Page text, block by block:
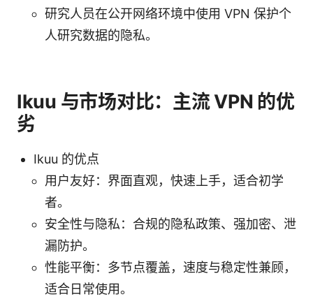
研究人员在公开网络环境中使用 VPN 保护个
人研究数据的隐私。
Ikuu 与市场对比：主流 VPN 的优
劣
Ikuu 的优点
用户友好：界面直观，快速上手，适合初学
者。
安全性与隐私：合规的隐私政策、强加密、泄
漏防护。
性能平衡：多节点覆盖，速度与稳定性兼顾，
适合日常使用。